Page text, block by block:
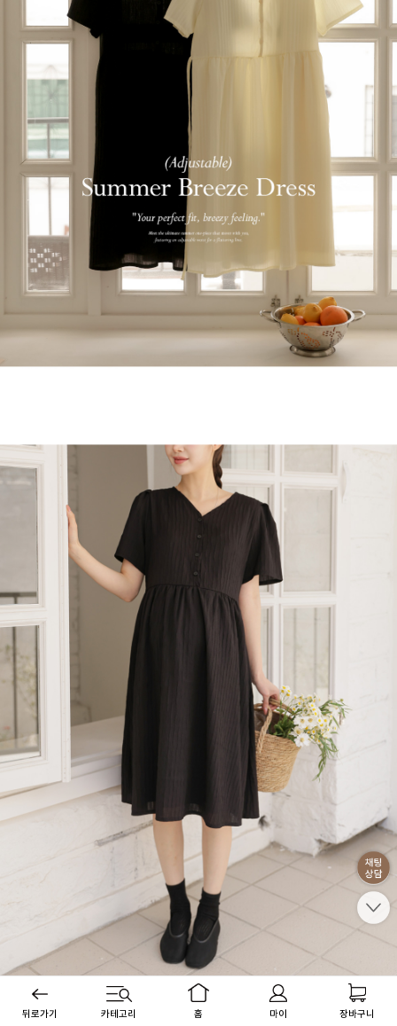
뒤로가기 카테고리 홈 마이 장바구니